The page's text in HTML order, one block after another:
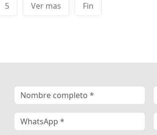
5 Ver mas Fin